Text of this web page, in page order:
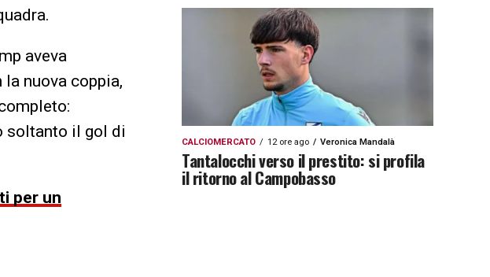
aveva
nuova coppia,
soltanto il gol di
per un
CALCIOMERCATO 12 ore ago Veronica Mandalà
Tantalocchi verso il prestito: si profila
il ritorno al Campobasso